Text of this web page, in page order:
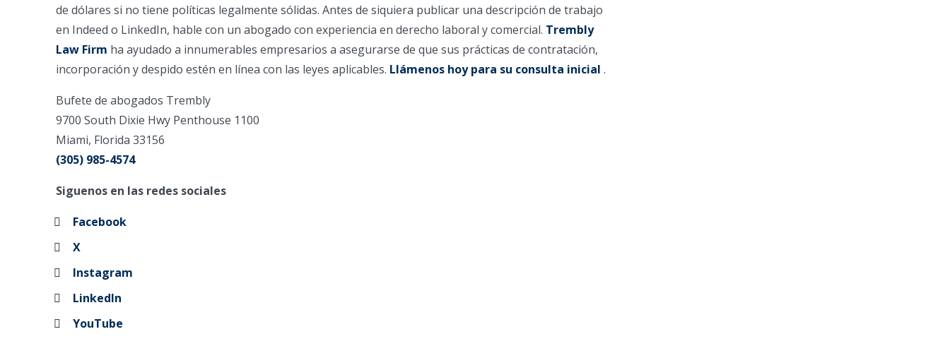
de dólares si no tiene políticas legalmente sólidas. Antes de siquiera publicar una descripción de trabajo
en Indeed o LinkedIn, hable con un abogado con experiencia en derecho laboral y comercial. Trembly
Law Firm ha ayudado a innumerables empresarios a asegurarse de que sus prácticas de contratación,
incorporación y despido estén en línea con las leyes aplicables. Llámenos hoy para su consulta inicial .
Bufete de abogados Trembly
9700 South Dixie Hwy Penthouse 1100
Miami, Florida 33156
(305) 985-4574
Siguenos en las redes sociales
Facebook
X
Instagram
LinkedIn
YouTube